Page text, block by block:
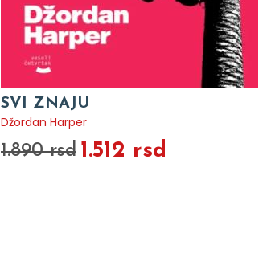
SVI ZNAJU
Džordan Harper
1.890 rsd 1.512 rsd